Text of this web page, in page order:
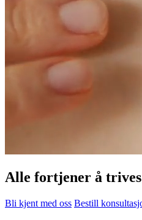
Alle fortjener å
Bli kjent med oss Bestill